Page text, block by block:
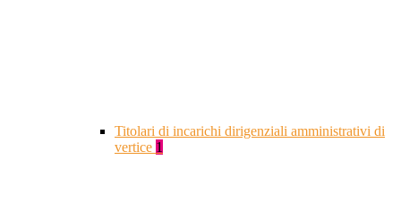
Titolari di incarichi dirigenziali amministrativi di
vertice 1